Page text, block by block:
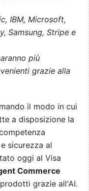
IBM, Microsoft,
Samsung, Stripe e
più
grazie alla
il modo in cui
a disposizione la
sicurezza al
oggi al Visa
Commerce
grazie all'AI.